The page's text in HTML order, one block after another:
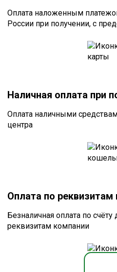
Оплата наложенным
России при получении, с
Наличная оплата при
Оплата наличными
центра
Оплата по реквизитам
Безналичная оплата по
реквизитам компании